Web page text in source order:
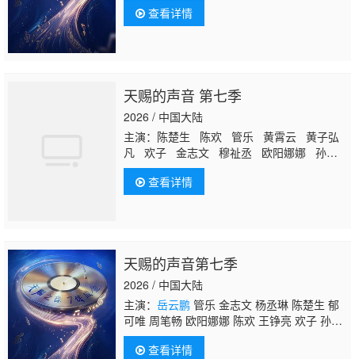
查看详情
天赐的声音 第七季
2026 / 中国大陆
主演：陈楚生 陈欢 管乐 黄霄云 黄子弘
凡 欢子 金志文 穆祉丞 欧阳娜娜 孙楠
王铮亮 杨丞琳 周笔畅 郁可唯 姚晓棠
岳云鹏查看详情
天赐的声音第七季
2026 / 中国大陆
主演： 岳云鹏 管乐 金志文 杨丞琳 陈楚生 郁
可唯 周笔畅 欧阳娜娜 陈欢 王铮亮 欢子 孙
楠 黄子弘凡 姚晓棠 穆祉丞 黄霄云
查看详情